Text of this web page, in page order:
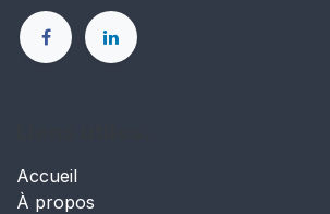
Accueil
À propos